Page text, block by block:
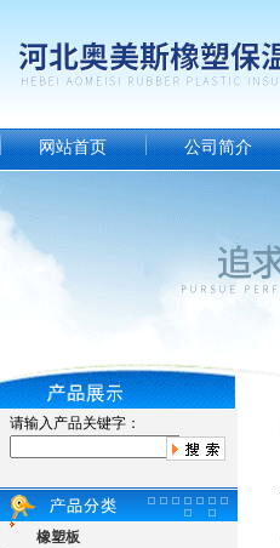
网站首页 公司简介
请输入产品关键字：
橡塑板